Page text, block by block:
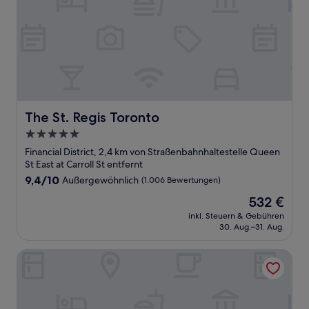
The St. Regis Toronto
The St. Regis Toronto
5.0-
Sterne-
Unterkunft
Financial District, 2,4 km von Straßenbahnhaltestelle Queen
St East at Carroll St entfernt
9.4
9,4/10 Außergewöhnlich (1.006 Bewertungen)
Der
Preis
beträgt
532 €
inkl. Steuern & Gebühren
30. Aug.–31. Aug.